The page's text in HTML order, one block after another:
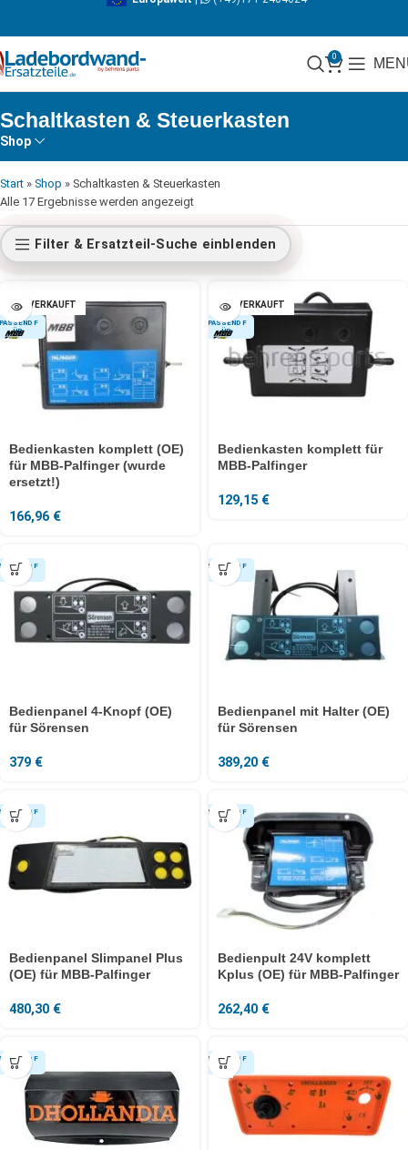
0
Schaltkasten & Steuerkasten
Shop
Start » Shop » Schaltkasten & Steuerkasten
Alle 17 Ergebnisse werden angezeigt
Filter & Ersatzteil-Suche einblenden
AUSVERKAUFT
Bedienkasten komplett (OE)
für MBB-Palfinger (wurde
ersetzt!)
166,96 €
AUSVERKAUFT
Bedienkasten komplett für
MBB-Palfinger
129,15 €
Bedienpanel 4-Knopf (OE)
für Sörensen
379 €
Bedienpanel mit Halter (OE)
für Sörensen
389,20 €
Bedienpanel Slimpanel Plus
(OE) für MBB-Palfinger
480,30 €
Bedienpult 24V komplett
Kplus (OE) für MBB-Palfinger
262,40 €